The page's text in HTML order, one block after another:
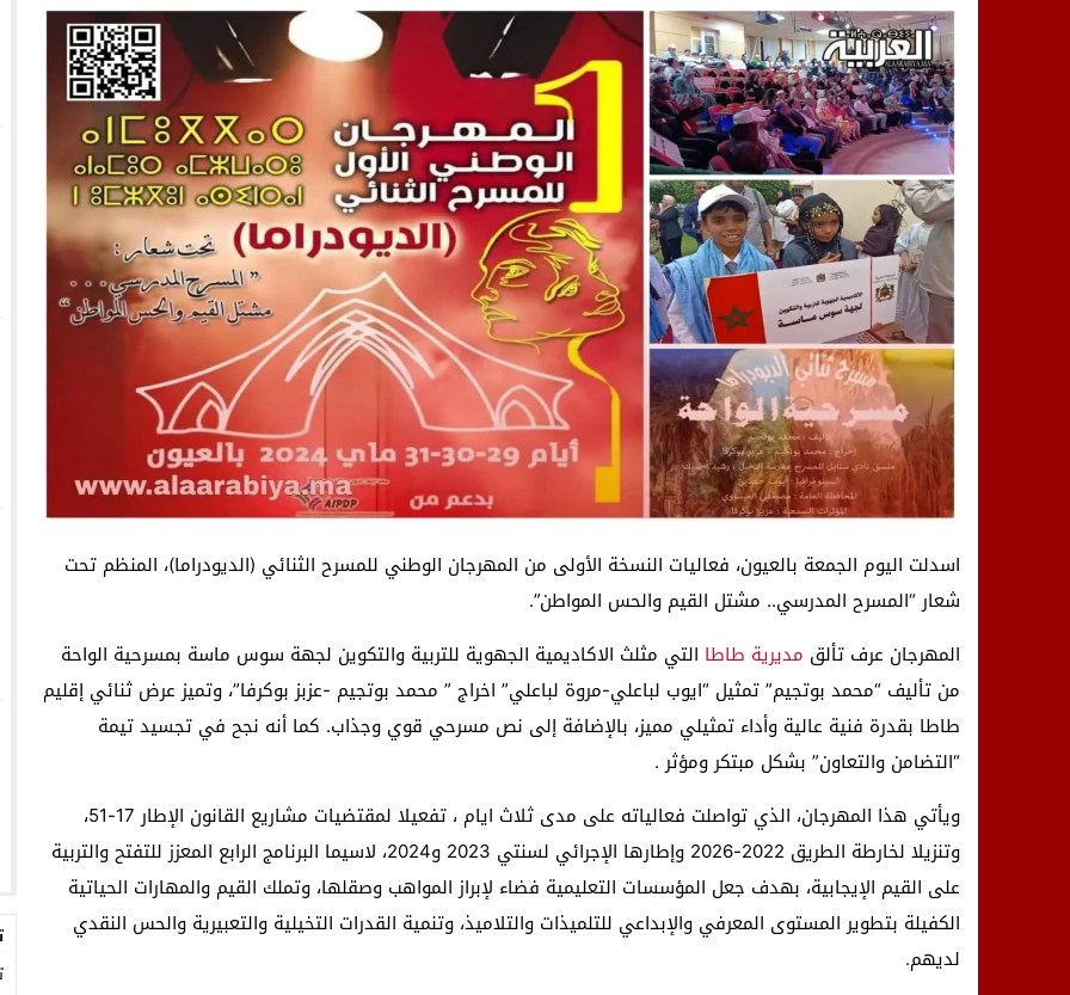
14:25 “العربية.ما” تنشر أخبار تيفلت وأصداء الأحداث فيها بصيغة أخرى
الجيش الملكي ينتفض ضد تعيين “ندالا”
18:23 طاطا: “اعتداء” على حقوقي يشعل غضب الجمعيات وملف “ماء القصبة” يفجّر الأوضاع
13:35 عقول الغد تصنع المستقبل: مسابقة “Robot Innov” بمراكش تؤسس لجيل الابتكار والتكنولوجيا
اسدلت اليوم الجمعة بالعيون، فعاليات النسخة الأولى من المهرجان الوطني للمسرح الثنائي (الديودراما)، المنظم تحت
شعار “المسرح المدرسي.. مشتل القيم والحس المواطن”.
المهرجان عرف تألق مديرية طاطا التي مثلث الاكاديمية الجهوية للتربية والتكوين لجهة سوس ماسة بمسرحية الواحة
من تأليف “محمد بوتجيم” تمثيل “ايوب لباعلي-مروة لباعلي” اخراج ” محمد بوتجيم -عزبز بوكرفا”، وتميز عرض ثنائي إقليم
طاطا بقدرة فنية عالية وأداء تمثيلي مميز، بالإضافة إلى نص مسرحي قوي وجذاب. كما أنه نجح في تجسيد تيمة
“التضامن والتعاون” بشكل مبتكر ومؤثر .
ويأتي هذا المهرجان، الذي تواصلت فعالياته على مدى ثلاث ايام ، تفعيلا لمقتضيات مشاريع القانون الإطار 17-51،
وتنزيلا لخارطة الطريق 2022-2026 وإطارها الإجرائي لسنتي 2023 و2024، لاسيما البرنامج الرابع المعزز للتفتح والتربية
على القيم الإيجابية، بهدف جعل المؤسسات التعليمية فضاء لإبراز المواهب وصقلها، وتملك القيم والمهارات الحياتية
الكفيلة بتطوير المستوى المعرفي والإبداعي للتلميذات والتلاميذ، وتنمية القدرات التخيلية والتعبيرية والحس النقدي
لديهم.